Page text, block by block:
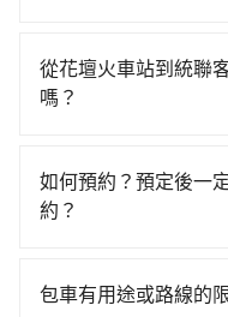
對的時間彈性，最重
路邊可隨租隨借的
的花費預估為
差異、抵達目的地後
最基本的車型，如
從花壇火車站到統聯
嗎？
灣大車隊、Uber和
慮打電話至花壇火車
車約1,640輛，計程車
如何預約？預定後一
約？
服務，可直接線上輸
包車有用途或路線的